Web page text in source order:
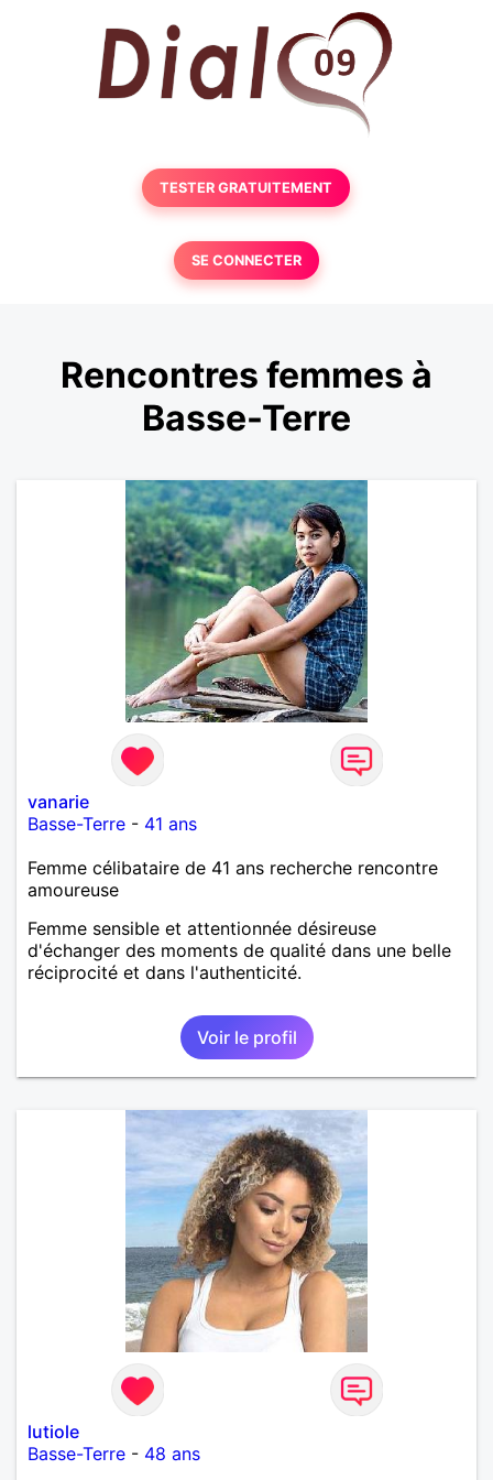
TESTER GRATUITEMENT
SE CONNECTER
Rencontres femmes à
Basse-Terre
vanarie
Basse-Terre - 41 ans
Femme célibataire de 41 ans recherche rencontre
amoureuse
Femme sensible et attentionnée désireuse
d'échanger des moments de qualité dans une belle
réciprocité et dans l'authenticité.
Voir le profil
lutiole
Basse-Terre - 48 ans